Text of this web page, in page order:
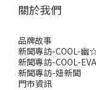
關於我們
品牌故事
新聞專訪-COOL-
新聞專訪-COOL-
新聞專訪-妞新聞
門市資訊